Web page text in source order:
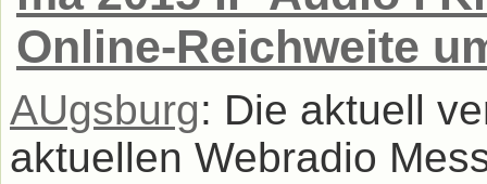
Online-Reichweite
AUgsburg: Die aktuell
aktuellen Webradio